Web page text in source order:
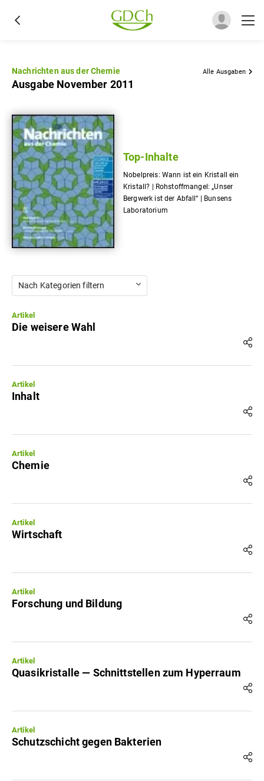
Nachrichten aus der Chemie Alle Ausgaben
Ausgabe November 2011
Top-Inhalte
Nobelpreis: Wann ist ein Kristall ein
Kristall? | Rohstoffmangel: „Unser
Bergwerk ist der Abfall“ | Bunsens
Laboratorium
Nach Kategorien filtern
Artikel
Die weisere Wahl
Artikel
Inhalt
Artikel
Chemie
Artikel
Wirtschaft
Artikel
Forschung und Bildung
Artikel
Quasikristalle — Schnittstellen zum Hyperraum
Artikel
Schutzschicht gegen Bakterien